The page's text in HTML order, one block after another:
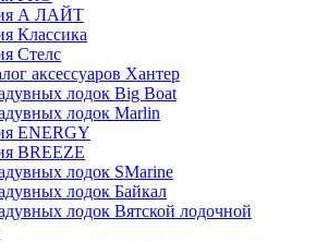
А ЛАЙТ
Классика
Стелс
аксессуаров Хантер
лодок Big Boat
лодок Marlin
ENERGY
BREEZE
лодок SMarine
лодок Байкал
лодок Вятской лодочной